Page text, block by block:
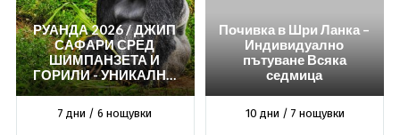
РУАНДА 2026 / ДЖИП
САФАРИ СРЕД
ШИМПАНЗЕТА И
ГОРИЛИ - УНИКАЛНО
ПРЕЖИВЯВАНЕ /
ПРОГРАМА 6
НОЩУВКИ, 7 ДН
7 дни / 6 нощувки
Почивка в Шри Ланка –
Индивидуално
пътуване Всяка
седмица
10 дни / 7 нощувки